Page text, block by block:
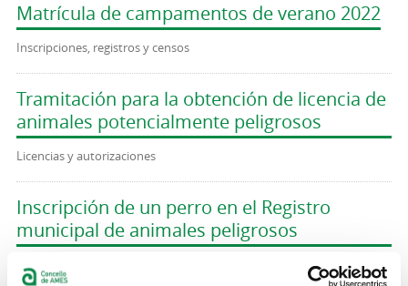
Matrícula de campamentos de verano 2022
Inscripciones, registros y censos
Tramitación para la obtención de licencia de
animales potencialmente peligrosos
Licencias y autorizaciones
Inscripción de un perro en el Registro
municipal de animales peligrosos
Inscripciones, registros y censos